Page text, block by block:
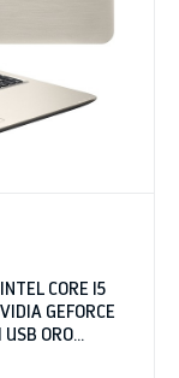
CORE I5
GEFORCE
ORO